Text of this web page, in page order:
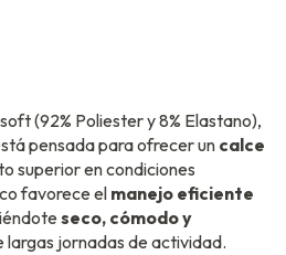
(92% Poliester y 8% Elastano),
pensada para ofrecer un calce
superior en condiciones
favorece el manejo eficiente
seco, cómodo y
largas jornadas de actividad.